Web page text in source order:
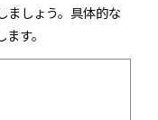
ましょう。具体的な
す。